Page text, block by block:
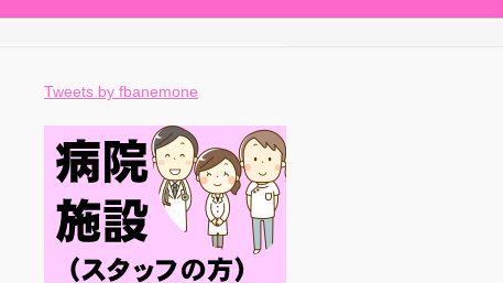
Tweets by fbanemone